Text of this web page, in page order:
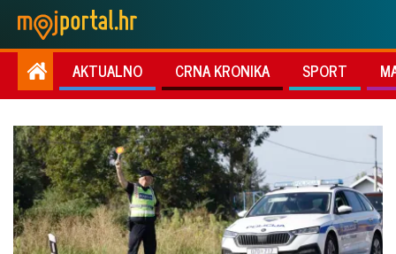
AKTUALNO CRNA KRONIKA SPORT